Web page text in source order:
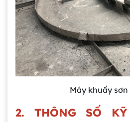
Máy khuấy sơn
2. THÔNG SỐ KỸ